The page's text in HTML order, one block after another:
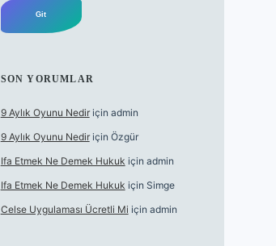
SON YORUMLAR
9 Aylık Oyunu Nediriçin admin
9 Aylık Oyunu Nediriçin Özgür
Ifa Etmek Ne Demek Hukuk için admin
Ifa Etmek Ne Demek Hukuk için Simge
Celse Uygulaması Ücretli Mi için admin